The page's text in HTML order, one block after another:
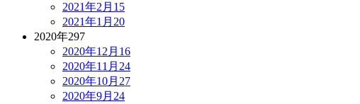
2021年2月 15
2021年1月 20
2020年297
2020年12月 16
2020年11月 24
2020年10月 27
2020年9月 24